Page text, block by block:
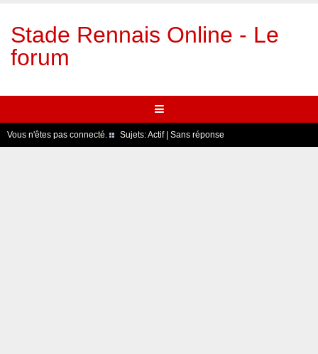
Stade Rennais Online - Le
forum
Vous n'êtes pas connecté. Sujets:Actif| Sans réponse